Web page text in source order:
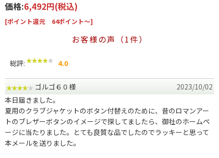
価格:6,492円(税込)
[ポイント還元 64ポイント～]
お客様の声（1件）
総評: 4.0
ゴルゴ６０様
2023/10/02
本日届きました。
夏用のクラブジャケットのボタン付替えのために、昔のロマンアー
トのブレザーボタンのイメージで探してましたら、御社のホームペ
ージに当たりました。とても良質な品でしたのでラッキーと思って
本メールを送りました。